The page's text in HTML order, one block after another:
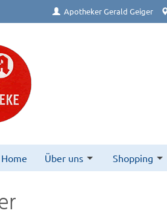
Apotheker Gerald Geiger
Home Über uns Shopping